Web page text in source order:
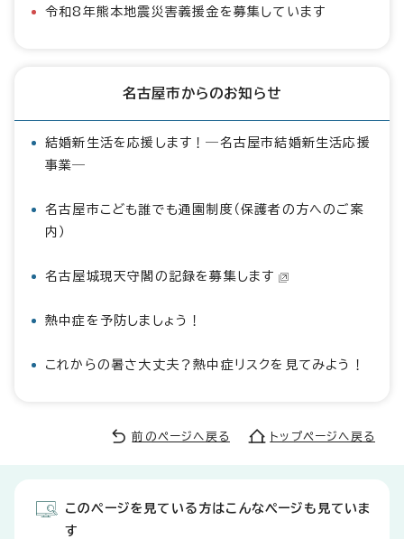
令和8年熊本地震災害義援金を募集しています
名古屋市からのお知らせ
結婚新生活を応援します！―名古屋市結婚新生活応援
事業―
名古屋市こども誰でも通園制度（保護者の方へのご案
内）
名古屋城現天守閣の記録を募集します
熱中症を予防しましょう！
これからの暑さ大丈夫？熱中症リスクを見てみよう！
前のページへ戻る トップページへ戻る
このページを見ている方はこんなページも見ていま
す